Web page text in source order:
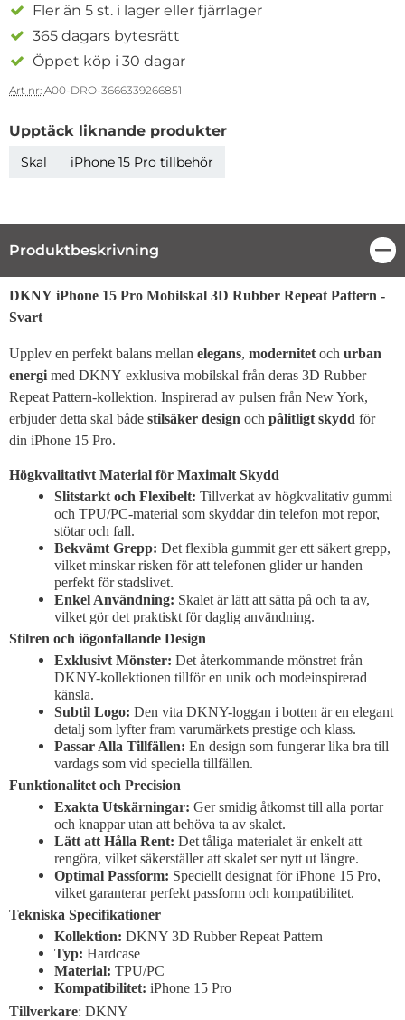
Fler än 5 st. i lager eller fjärrlager
365 dagars bytesrätt
Öppet köp i 30 dagar
Art nr: A00-DRO-3666339266851
Upptäck liknande produkter
Skal iPhone 15 Pro tillbehör
Produktbeskrivning
Produktbeskrivning
DKNY iPhone 15 Pro Mobilskal 3D Rubber Repeat Pattern -
Svart
Upplev en perfekt balans mellan elegans, modernitet och urban
energi med DKNY exklusiva mobilskal från deras 3D Rubber
Repeat Pattern-kollektion. Inspirerad av pulsen från New York,
erbjuder detta skal både stilsäker design och pålitligt skydd för
din iPhone 15 Pro.
Högkvalitativt Material för Maximalt Skydd
Slitstarkt och Flexibelt: Tillverkat av högkvalitativ gummi
och TPU/PC-material som skyddar din telefon mot repor,
stötar och fall.
Bekvämt Grepp: Det flexibla gummit ger ett säkert grepp,
vilket minskar risken för att telefonen glider ur handen –
perfekt för stadslivet.
Enkel Användning: Skalet är lätt att sätta på och ta av,
vilket gör det praktiskt för daglig användning.
Stilren och iögonfallande Design
Exklusivt Mönster: Det återkommande mönstret från
DKNY-kollektionen tillför en unik och modeinspirerad
känsla.
Subtil Logo: Den vita DKNY-loggan i botten är en elegant
detalj som lyfter fram varumärkets prestige och klass.
Passar Alla Tillfällen: En design som fungerar lika bra till
vardags som vid speciella tillfällen.
Funktionalitet och Precision
Exakta Utskärningar: Ger smidig åtkomst till alla portar
och knappar utan att behöva ta av skalet.
Lätt att Hålla Rent: Det tåliga materialet är enkelt att
rengöra, vilket säkerställer att skalet ser nytt ut längre.
Optimal Passform: Speciellt designat för iPhone 15 Pro,
vilket garanterar perfekt passform och kompatibilitet.
Tekniska Specifikationer
Kollektion: DKNY 3D Rubber Repeat Pattern
Typ: Hardcase
Material: TPU/PC
Kompatibilitet: iPhone 15 Pro
Tillverkare: DKNY